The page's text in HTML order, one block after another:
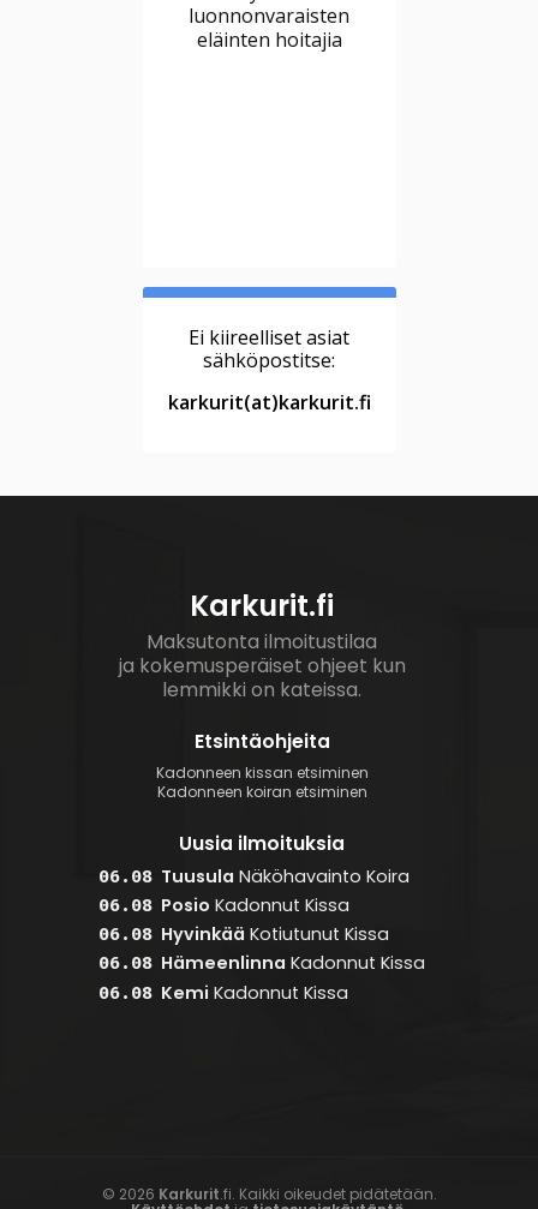
luonnonvaraisten
eläinten hoitajia
Ei kiireelliset asiat
sähköpostitse:
karkurit(at)karkurit.fi
Karkurit.fi
Maksutonta ilmoitustilaa
ja kokemusperäiset ohjeet kun
lemmikki on kateissa.
Etsintäohjeita
Kadonneen kissan etsiminen
Kadonneen koiran etsiminen
Uusia ilmoituksia
06.08 Tuusula Näköhavainto Koira
06.08 Posio Kadonnut Kissa
06.08 Hyvinkää Kotiutunut Kissa
06.08 Hämeenlinna Kadonnut Kissa
06.08 Kemi Kadonnut Kissa
© 2026 Karkurit.fi. Kaikki oikeudet pidätetään.